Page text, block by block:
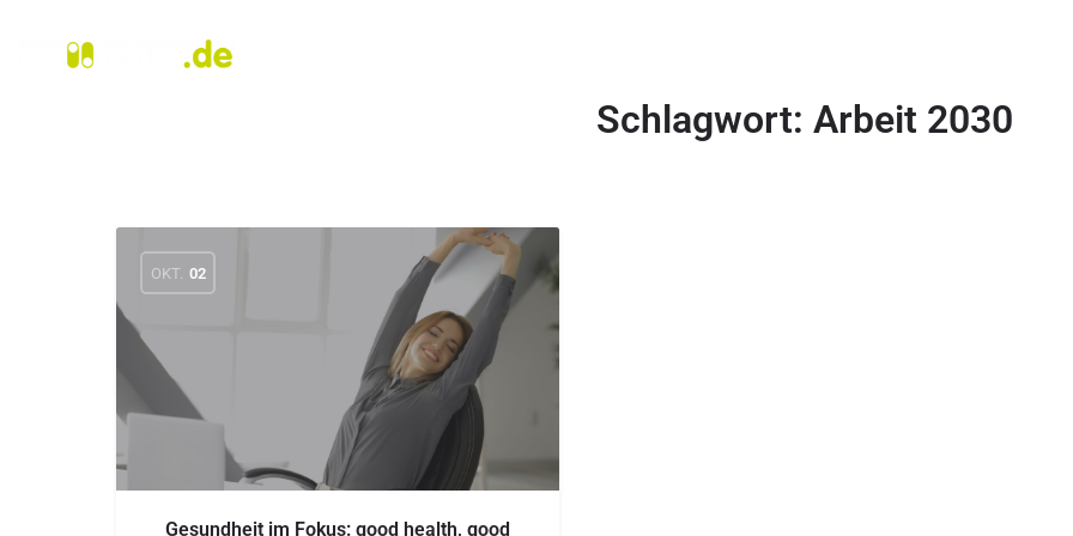
Schlagwort: Arbeit 2030
OKT. 02
Gesundheit im Fokus: good health, good